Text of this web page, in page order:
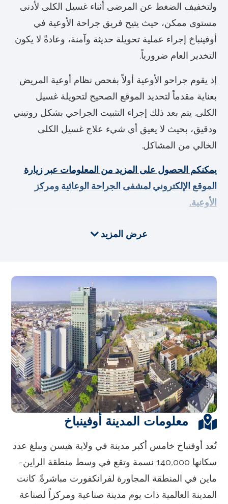
ولتخفيف الضغط عن المرضى أثناء غسيل الكلى لأدنى
مستوى ممكن، حيث يتيح فريق جراحة الأوعية في
أوفينباخ إجراء عملية تحويلة حديثة وآمنة، وعادةً لا يكون
التخدير العام ضرورياً.
إذ يقوم جراحو الأوعية أولاً بفحص نظام أوعية المريض
بعناية مقدماً لتحديد الموقع الصحيح لتحويلة غسيل
الكلى. يتم بعد ذلك إجراء التثبيت الجراحي بشكل روتيني
ودقيق، بحيث لا يعيق أي شيء علاج غسيل الكلى
الخالي من المشاكل.
يمكنكم الحصول على المزيد من المعلومات عبر زيارة
الموقع الإلكتروني لمشفى الجراحة الوعائية ومركز
الأوعية.
عرض المزيد
معلومات المدينة أوفينباخ
تُعد أوفنباخ خامس أكبر مدينة في ولاية هيسن ويبلغ عدد
سكانها 140,000 نسمة وتقع في وسط منطقة الراين-
ماين في المنطقة المجاورة لفرانكفورت مباشرةً. كانت
المدينة العالمية ذات يوم مدينة صناعية ومركزاً لصناعة